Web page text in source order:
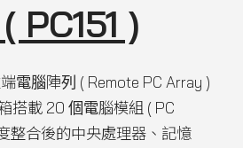
PC151 )
電腦陣列 ( Remote PC Array )
搭載 20 個電腦模組 ( PC
整合後的中央處理器、記憶